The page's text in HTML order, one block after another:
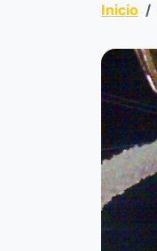
Inicio